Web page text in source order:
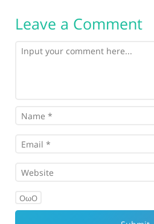
Leave a Comment
OωO